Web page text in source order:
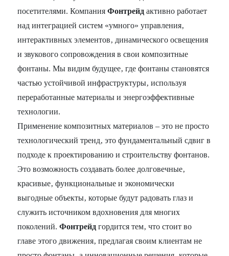
посетителями. КомпанияФонтрейдактивно работает
над интеграцией систем «умного» управления‚
интерактивных элементов‚ динамического освещения
и звукового сопровождения в свои композитные
фонтаны. Мы видим будущее‚ где фонтаны становятся
частью устойчивой инфраструктуры‚ используя
переработанные материалы и энергоэффективные
технологии.
Применение композитных материалов – это не просто
технологический тренд‚ это фундаментальный сдвиг в
подходе к проектированию и строительству фонтанов.
Это возможность создавать более долговечные‚
красивые‚ функциональные и экономически
выгодные объекты‚ которые будут радовать глаз и
служить источником вдохновения для многих
поколений.Фонтрейдгордится тем‚ что стоит во
главе этого движения‚ предлагая своим клиентам не